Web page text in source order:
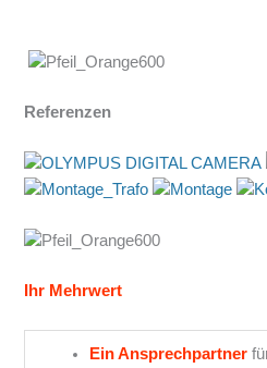
Referenzen
Ihr Mehrwert
Ein Ansprechpartner